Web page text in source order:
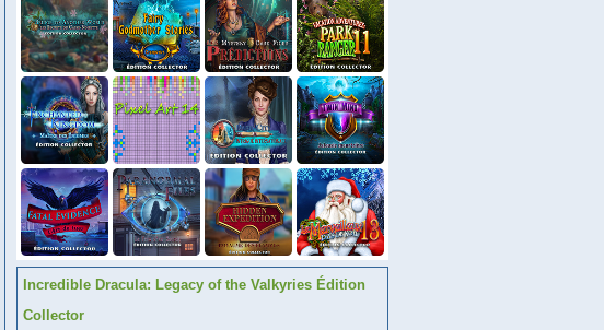
Incredible Dracula: Legacy of the Valkyries Édition
Collector